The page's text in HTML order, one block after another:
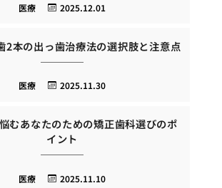
2025.12.01
医療
2本の出っ歯治療法の選択肢と注意点
2025.11.30
医療
むあなたのための矯正歯科選びのポ
イント
2025.11.10
医療